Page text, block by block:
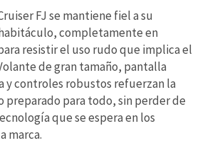
FJ se mantiene fiel a su
completamente en
resistir el uso rudo que implica el
de gran tamaño, pantalla
y controles robustos refuerzan la
preparado para todo, sin perder de
que se espera en los
marca.